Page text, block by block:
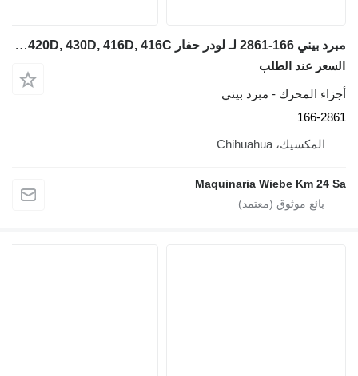
مبرد بيني 166-2861 لـ لودر حفار Caterpillar 428C, 420D, 430D, 416D, 416C
السعر عند الطلب
أجزاء المحرك - مبرد بيني
166-2861
المكسيك، Chihuahua
Maquinaria Wiebe Km 24 Sa